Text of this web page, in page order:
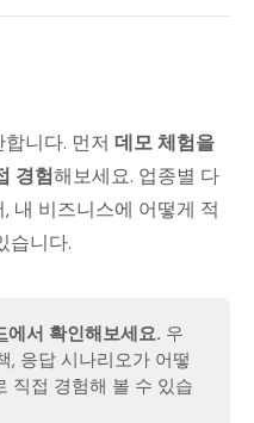
니다. 먼저 데모 체험을
경험해보세요. 업종별 다
내 비즈니스에 어떻게 적
습니다.
에서 확인해보세요. 우
, 응답 시나리오가 어떻
직접 경험해 볼 수 있습